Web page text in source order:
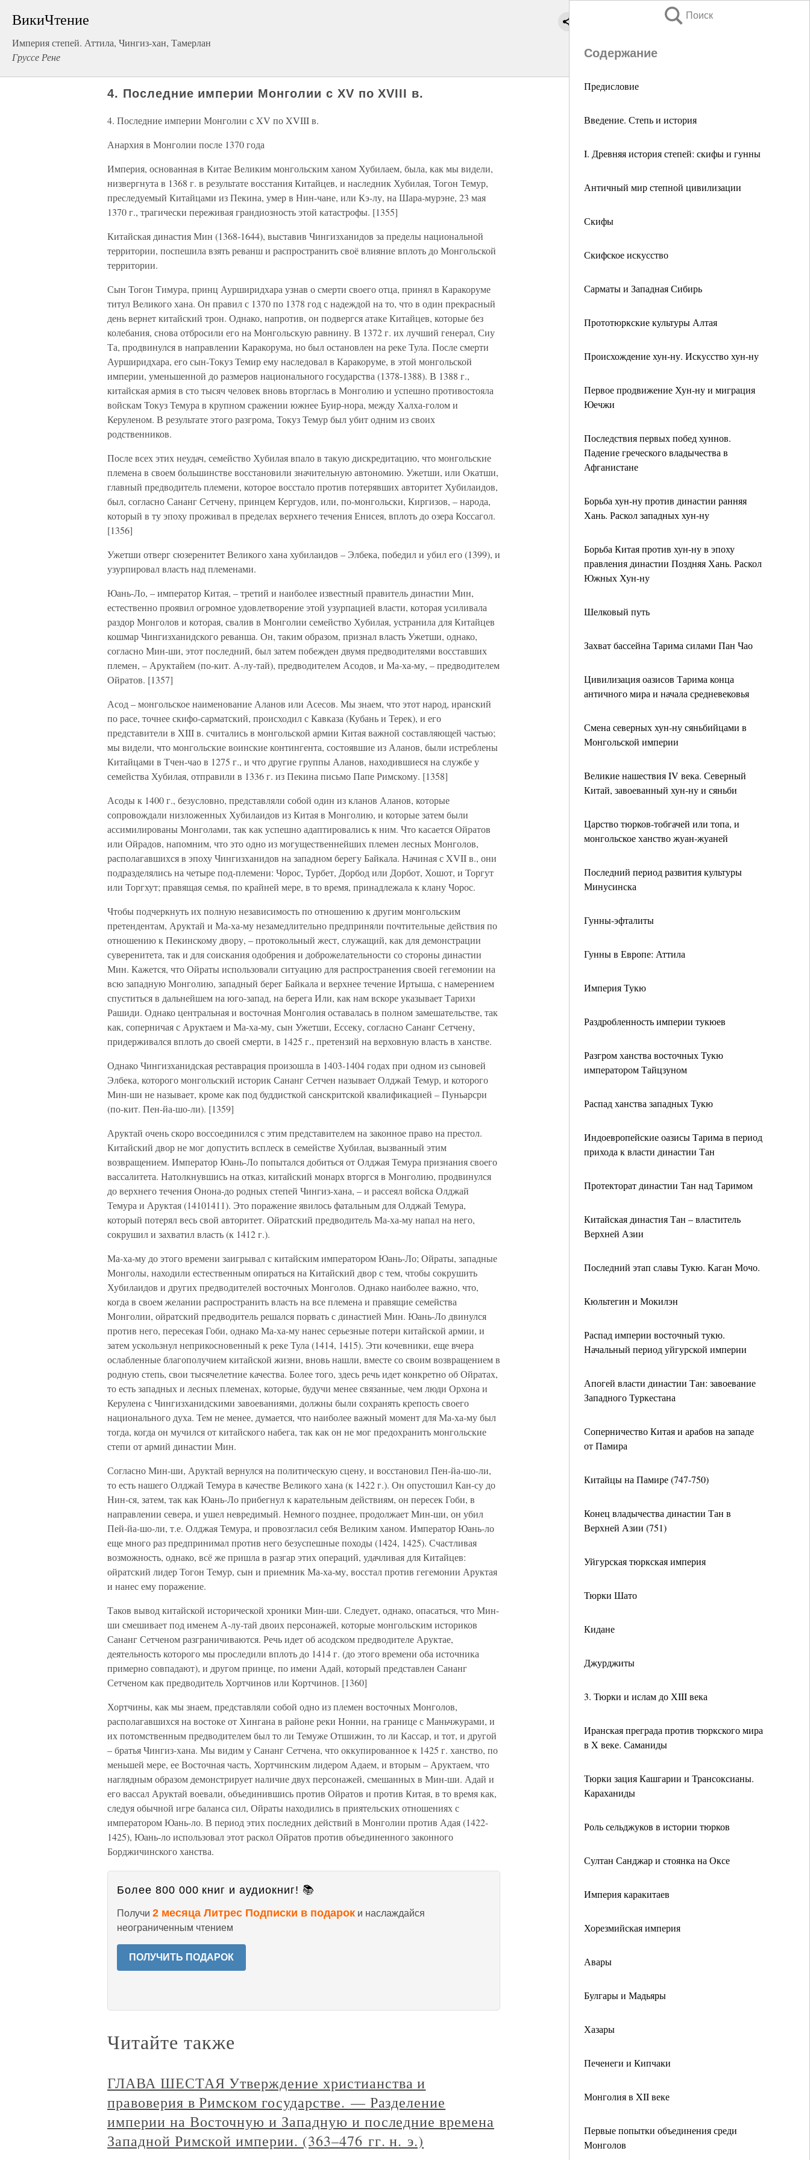
ВикиЧтение
Империя степей. Аттила, Чингиз-хан, Тамерлан
Груссе Рене
Поиск
Содержание
Предисловие
Введение. Степь и история
I. Древняя история степей: скифы и гунны
Античный мир степной цивилизации
Скифы
Скифское искусство
Сарматы и Западная Сибирь
Прототюркские культуры Алтая
Происхождение хун-ну. Искусство хун-ну
Первое продвижение Хун-ну и миграция
Юечжи
Последствия первых побед хуннов.
Падение греческого владычества в
Афганистане
Борьба хун-ну против династии ранняя
Хань. Раскол западных хун-ну
Борьба Китая против хун-ну в эпоху
правления династии Поздняя Хань. Раскол
Южных Хун-ну
Шелковый путь
Захват бассейна Тарима силами Пан Чао
Цивилизация оазисов Тарима конца
античного мира и начала средневековья
Смена северных хун-ну сяньбийцами в
Монгольской империи
Великие нашествия IV века. Северный
Китай, завоеванный хун-ну и сяньби
Царство тюрков-тобгачей или топа, и
монгольское ханство жуан-жуаней
Последний период развития культуры
Минусинска
Гунны-эфталиты
Гунны в Европе: Аттила
Империя Тукю
Раздробленность империи тукюев
Разгром ханства восточных Тукю
императором Тайцзуном
Распад ханства западных Тукю
Индоевропейские оазисы Тарима в период
прихода к власти династии Тан
Протекторат династии Тан над Таримом
Китайская династия Тан – властитель
Верхней Азии
Последний этап славы Тукю. Каган Мочо.
Кюльтегин и Мокилэн
Распад империи восточный тукю.
Начальный период уйгурской империи
Апогей власти династии Тан: завоевание
Западного Туркестана
Соперничество Китая и арабов на западе
от Памира
Китайцы на Памире (747-750)
Конец владычества династии Тан в
Верхней Азии (751)
Уйгурская тюркская империя
Тюрки Шато
Кидане
Джурджиты
3. Тюрки и ислам до ХIII века
Иранская преграда против тюркского мира
в X веке. Саманиды
Тюрки зация Кашгарии и Трансоксианы.
Караханиды
Роль сельджуков в истории тюрков
Султан Санджар и стоянка на Оксе
Империя каракитаев
Хорезмийская империя
Авары
Булгары и Мадьяры
Хазары
Печенеги и Кипчаки
Монголия в XII веке
Первые попытки объединения среди
Монголов
4. Последние империи Монголии с XV по XVIII в.
4. Последние империи Монголии с XV по XVIII в.
Анархия в Монголии после 1370 года
Империя, основанная в Китае Великим монгольским ханом Хубилаем, была, как мы видели,
низвергнута в 1368 г. в результате восстания Китайцев, и наследник Хубилая, Тогон Темур,
преследуемый Китайцами из Пекина, умер в Нин-чане, или Кэ-лу, на Шара-мурэне, 23 мая
1370 г., трагически переживая грандиозность этой катастрофы. [1355]
Китайская династия Мин (1368-1644), выставив Чингизханидов за пределы национальной
территории, поспешила взять реванш и распространить своё влияние вплоть до Монгольской
территории.
Сын Тогон Тимура, принц Аурширидхара узнав о смерти своего отца, принял в Каракоруме
титул Великого хана. Он правил с 1370 по 1378 год с надеждой на то, что в один прекрасный
день вернет китайский трон. Однако, напротив, он подвергся атаке Китайцев, которые без
колебания, снова отбросили его на Монгольскую равнину. В 1372 г. их лучший генерал, Сиу
Та, продвинулся в направлении Каракорума, но был остановлен на реке Тула. После смерти
Аурширидхара, его сын-Токуз Темир ему наследовал в Каракоруме, в этой монгольской
империи, уменьшенной до размеров национального государства (1378-1388). В 1388 г.,
китайская армия в сто тысяч человек вновь вторглась в Монголию и успешно противостояла
войскам Токуз Темура в крупном сражении южнее Буир-нора, между Халха-голом и
Керуленом. В результате этого разгрома, Токуз Темур был убит одним из своих
родственников.
После всех этих неудач, семейство Хубилая впало в такую дискредитацию, что монгольские
племена в своем большинстве восстановили значительную автономию. Ужетши, или Окатши,
главный предводитель племени, которое восстало против потерявших авторитет Хубилаидов,
был, согласно Сананг Сетчену, принцем Кергудов, или, по-монгольски, Киргизов, – народа,
который в ту эпоху проживал в пределах верхнего течения Енисея, вплоть до озера Коссагол.
[1356]
Ужетши отверг сюзеренитет Великого хана хубилаидов – Элбека, победил и убил его (1399), и
узурпировал власть над племенами.
Юань-Ло, – император Китая, – третий и наиболее известный правитель династии Мин,
естественно проявил огромное удовлетворение этой узурпацией власти, которая усиливала
раздор Монголов и которая, свалив в Монголии семейство Хубилая, устранила для Китайцев
кошмар Чингизханидского реванша. Он, таким образом, признал власть Ужетши, однако,
согласно Мин-ши, этот последний, был затем побежден двумя предводителями восставших
племен, – Аруктайем (по-кит. А-лу-тай), предводителем Асодов, и Ма-ха-му, – предводителем
Ойратов. [1357]
Асод – монгольское наименование Аланов или Асесов. Мы знаем, что этот народ, иранский
по расе, точнее скифо-сарматский, происходил с Кавказа (Кубань и Терек), и его
представители в XIII в. считались в монгольской армии Китая важной составляющей частью;
мы видели, что монгольские воинские контингента, состоявшие из Аланов, были истреблены
Китайцами в Тчен-чао в 1275 г., и что другие группы Аланов, находившиеся на службе у
семейства Хубилая, отправили в 1336 г. из Пекина письмо Папе Римскому. [1358]
Асоды к 1400 г., безусловно, представляли собой один из кланов Аланов, которые
сопровождали низложенных Хубилаидов из Китая в Монголию, и которые затем были
ассимилированы Монголами, так как успешно адаптировались к ним. Что касается Ойратов
или Ойрадов, напомним, что это одно из могущественнейших племен лесных Монголов,
располагавшихся в эпоху Чингизханидов на западном берегу Байкала. Начиная с XVII в., они
подразделялись на четыре под-племени: Чорос, Турбет, Дорбод или Дорбот, Хошот, и Торгут
или Торгхут; правящая семья, по крайней мере, в то время, принадлежала к клану Чорос.
Чтобы подчеркнуть их полную независимость по отношению к другим монгольским
претендентам, Аруктай и Ма-ха-му незамедлительно предприняли почтительные действия по
отношению к Пекинскому двору, – протокольный жест, служащий, как для демонстрации
суверенитета, так и для соискания одобрения и доброжелательности со стороны династии
Мин. Кажется, что Ойраты использовали ситуацию для распространения своей гегемонии на
всю западную Монголию, западный берег Байкала и верхнее течение Иртыша, с намерением
спуститься в дальнейшем на юго-запад, на берега Или, как нам вскоре указывает Тарихи
Рашиди. Однако центральная и восточная Монголия оставалась в полном замешательстве, так
как, соперничая с Аруктаем и Ма-ха-му, сын Ужетши, Ессеку, согласно Сананг Сетчену,
придерживался вплоть до своей смерти, в 1425 г., претензий на верховную власть в ханстве.
Однако Чингизханидская реставрация произошла в 1403-1404 годах при одном из сыновей
Элбека, которого монгольский историк Сананг Сетчен называет Олджай Темур, и которого
Мин-ши не называет, кроме как под буддисткой санскритской квалификацией – Пуньарсри
(по-кит. Пен-йа-шо-ли). [1359]
Аруктай очень скоро воссоединился с этим представителем на законное право на престол.
Китайский двор не мог допустить всплеск в семействе Хубилая, вызванный этим
возвращением. Император Юань-Ло попытался добиться от Олджая Темура признания своего
вассалитета. Натолкнувшись на отказ, китайский монарх вторгся в Монголию, продвинулся
до верхнего течения Онона-до родных степей Чингиз-хана, – и рассеял войска Олджай
Темура и Аруктая (14101411). Это поражение явилось фатальным для Олджай Темура,
который потерял весь свой авторитет. Ойратский предводитель Ма-ха-му напал на него,
сокрушил и захватил власть (к 1412 г.).
Ма-ха-му до этого времени заигрывал с китайским императором Юань-Ло; Ойраты, западные
Монголы, находили естественным опираться на Китайский двор с тем, чтобы сокрушить
Хубилаидов и других предводителей восточных Монголов. Однако наиболее важно, что,
когда в своем желании распространить власть на все племена и правящие семейства
Монголии, ойратский предводитель решался порвать с династией Мин. Юань-Ло двинулся
против него, пересекая Гоби, однако Ма-ха-му нанес серьезные потери китайской армии, и
затем ускользнул неприкосновенный к реке Тула (1414, 1415). Эти кочевники, еще вчера
ослабленные благополучием китайской жизни, вновь нашли, вместе со своим возвращением в
родную степь, свои тысячелетние качества. Более того, здесь речь идет конкретно об Ойратах,
то есть западных и лесных племенах, которые, будучи менее связанные, чем люди Орхона и
Керулена с Чингизханидскими завоеваниями, должны были сохранять крепость своего
национального духа. Тем не менее, думается, что наиболее важный момент для Ма-ха-му был
тогда, когда он мучился от китайского набега, так как он не мог предохранить монгольские
степи от армий династии Мин.
Согласно Мин-ши, Аруктай вернулся на политическую сцену, и восстановил Пен-йа-шо-ли,
то есть нашего Олджай Темура в качестве Великого хана (к 1422 г.). Он опустошил Кан-су до
Нин-ся, затем, так как Юань-Ло прибегнул к карательным действиям, он пересек Гоби, в
направлении севера, и ушел невредимый. Немного позднее, продолжает Мин-ши, он убил
Пей-йа-шо-ли, т.е. Олджая Темура, и провозгласил себя Великим ханом. Император Юань-ло
еще много раз предпринимал против него безуспешные походы (1424, 1425). Счастливая
возможность, однако, всё же пришла в разгар этих операций, удачливая для Китайцев:
ойратский лидер Тогон Темур, сын и приемник Ма-ха-му, восстал против гегемонии Аруктая
и нанес ему поражение.
Таков вывод китайской исторической хроники Мин-ши. Следует, однако, опасаться, что Мин-
ши смешивает под именем А-лу-тай двоих персонажей, которые монгольским историков
Сананг Сетченом разграничиваются. Речь идет об асодском предводителе Аруктае,
деятельность которого мы проследили вплоть до 1414 г. (до этого времени оба источника
примерно совпадают), и другом принце, по имени Адай, который представлен Сананг
Сетченом как предводитель Хортчинов или Кортчинов. [1360]
Хортчины, как мы знаем, представляли собой одно из племен восточных Монголов,
располагавшихся на востоке от Хингана в районе реки Нонни, на границе с Маньчжурами, и
их потомственным предводителем был то ли Темуже Отшижин, то ли Кассар, и тот, и другой
– братья Чингиз-хана. Мы видим у Сананг Сетчена, что оккупированное к 1425 г. ханство, по
меньшей мере, ее Восточная часть, Хортчинским лидером Адаем, и вторым – Аруктаем, что
наглядным образом демонстрирует наличие двух персонажей, смешанных в Мин-ши. Адай и
его вассал Аруктай воевали, объединившись против Ойратов и против Китая, в то время как,
следуя обычной игре баланса сил, Ойраты находились в приятельских отношениях с
императором Юань-ло. В период этих последних действий в Монголии против Адая (1422-
1425), Юань-ло использовал этот раскол Ойратов против объединенного законного
Борджичинского ханства.
Более 800 000 книг и аудиокниг! 📚
Получи 2 месяца Литрес Подписки в подарок и наслаждайся
неограниченным чтением
ПОЛУЧИТЬ ПОДАРОК
Читайте также
ГЛАВА ШЕСТАЯ Утверждение христианства и
правоверия в Римском государстве. — Разделение
империи на Восточную и Западную и последние времена
Западной Римской империи. (363–476 гг. н. э.)